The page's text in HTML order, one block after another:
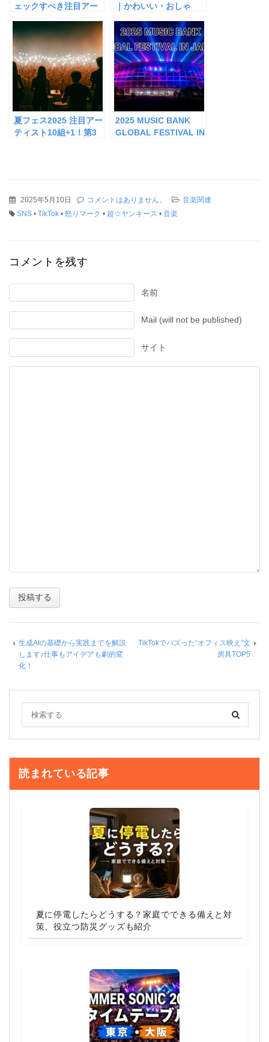
ェックすべき注目アー
楽曲＆出演フェスも紹
介
｜かわいい・おしゃ
一覧
夏フェス2025 注目アー
ティスト10組+1！第3
2025 MUSIC BANK
GLOBAL FESTIVAL IN
2025年5月10日 コメントはありません。
音楽関連
SNS • TikTok • 怒りマーク • 超☆ヤンキース • 音楽
コメントを残す
名前
Mail (will not be published)
サイト
生成AIの基礎から実践までを解説
します♪仕事もアイデアも劇的変
化！
TikTokでバズった“オフィス映え”文
房具TOP5
読まれている記事
夏に停電したらどうする？家庭でできる備えと対
策、役立つ防災グッズも紹介